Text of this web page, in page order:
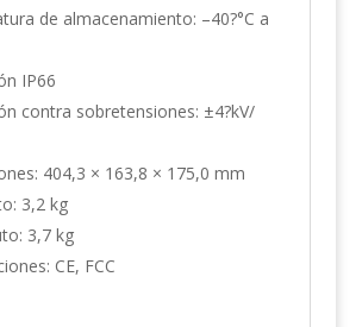
de almacenamiento: –40?°C a
IP66
contra sobretensiones: ±4?kV/
404,3 × 163,8 × 175,0 mm
3,2 kg
3,7 kg
CE, FCC